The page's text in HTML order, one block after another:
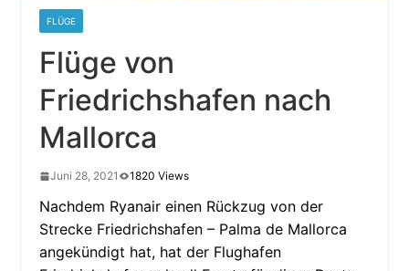
FLÜGE
Flüge von
Friedrichshafen nach
Mallorca
Juni 28, 2021 1820 Views
Nachdem Ryanair einen Rückzug von der
Strecke Friedrichshafen – Palma de Mallorca
angekündigt hat, hat der Flughafen